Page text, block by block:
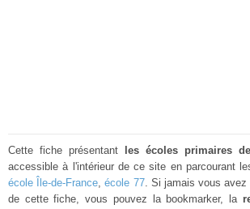
Cette fiche présentant les écoles primaires
accessible à l'intérieur de ce site en parcourant
école Île-de-France,école 77. Si jamais vous avez
de cette fiche, vous pouvez la bookmarker, la